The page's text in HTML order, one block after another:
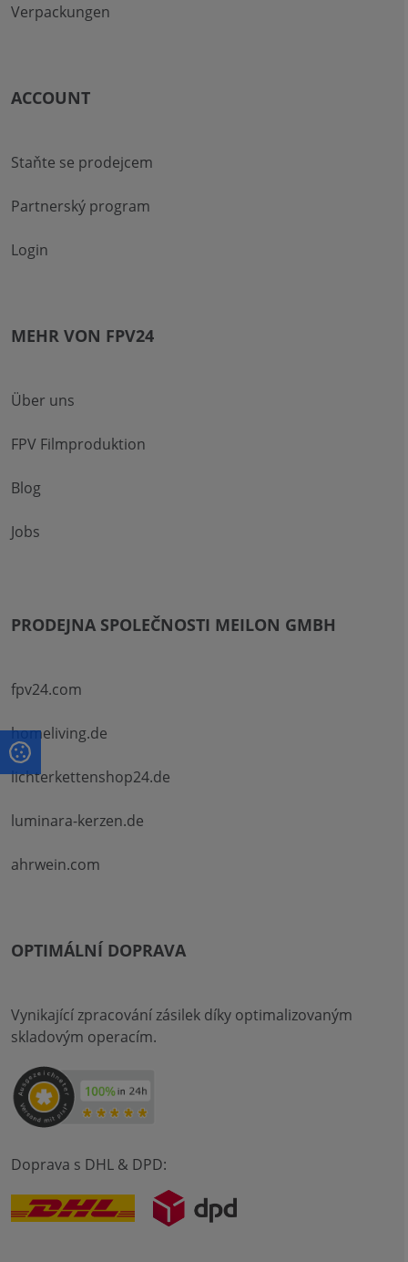
Verpackungen
ACCOUNT
Staňte se prodejcem
Partnerský program
Login
MEHR VON FPV24
Über uns
FPV Filmproduktion
Blog
Jobs
PRODEJNA SPOLEČNOSTI MEILON GMBH
fpv24.com
homeliving.de
lichterkettenshop24.de
luminara-kerzen.de
ahrwein.com
OPTIMÁLNÍ DOPRAVA
Vynikající zpracování zásilek díky optimalizovaným
skladovým operacím.
Doprava s DHL & DPD: